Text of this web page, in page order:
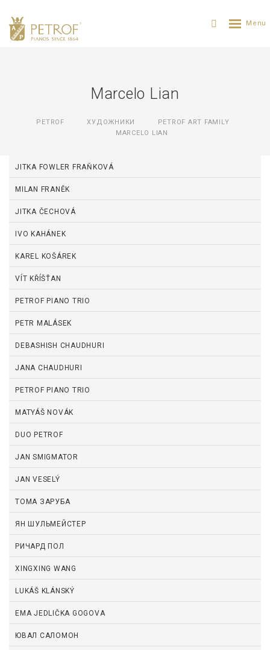
Marcelo Lian
PETROF ХУДОЖНИКИ
PETROF ART FAMILY
MARCELO LIAN
JITKA FOWLER FRAŇKOVÁ
MILAN FRANĚK
JITKA ČECHOVÁ
IVO KAHÁNEK
KAREL KOŠÁREK
VÍT KŘÍŠŤAN
PETROF PIANO TRIO
PETR MALÁSEK
DEBASHISH CHAUDHURI
JANA CHAUDHURI
PETROF PIANO TRIO
MATYÁŠ NOVÁK
DUO PETROF
JAN SMIGMATOR
JAN VESELÝ
ТОМА ЗАРУБА
ЯН ШУЛЬМЕЙСТЕР
РИЧАРД ПОЛ
XINGXING WANG
LUKÁŠ KLÁNSKÝ
EMA JEDLIČKA GOGOVA
ЮВАЛ САЛОМОН